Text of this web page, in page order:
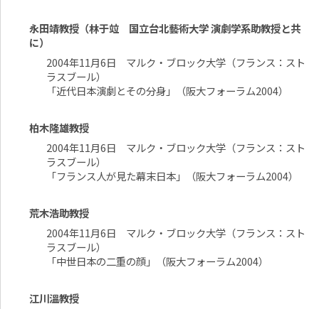
永田靖教授（林于竝 国立台北藝術大学 演劇学系助教授と共
に）
2004年11月6日 マルク・ブロック大学（フランス：スト
ラスブール）
「近代日本演劇とその分身」（阪大フォーラム2004）
柏木隆雄教授
2004年11月6日 マルク・ブロック大学（フランス：スト
ラスブール）
「フランス人が見た幕末日本」（阪大フォーラム2004）
荒木浩助教授
2004年11月6日 マルク・ブロック大学（フランス：スト
ラスブール）
「中世日本の二重の顔」（阪大フォーラム2004）
江川溫教授